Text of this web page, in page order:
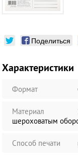
Поделиться
Характеристики
Формат
Материал
шероховатым
Способ печати